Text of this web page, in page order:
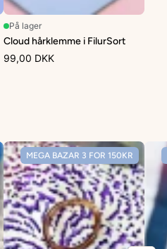
På lager
Cloud hårklemme i FilurSort
99,00 DKK
MEGA BAZAR 3 FOR 150KR